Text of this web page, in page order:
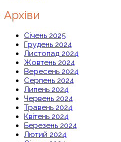
Архіви
Січень 2025
Грудень 2024
Листопад 2024
Жовтень 2024
Вересень 2024
Серпень 2024
Липень 2024
Червень 2024
Травень 2024
Квітень 2024
Березень 2024
Лютий 2024